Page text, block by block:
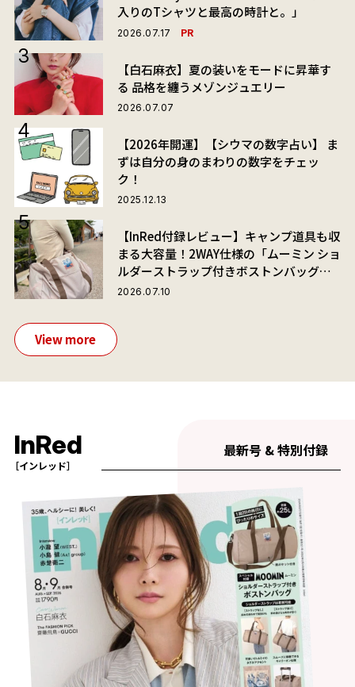
入りのTシャツと最高の時計と。」
2026.07.17 PR
【白石麻衣】夏の装いをモードに昇華す
る 品格を纏うメゾンジュエリー
2026.07.07
【2026年開運】【シウマの数字占い】 ま
ずは自分の身のまわりの数字をチェッ
ク！
2025.12.13
【InRed付録レビュー】キャンプ道具も収
まる大容量！2WAY仕様の「ムーミン ショ
ルダーストラップ付きボストンバッグ」
が夏旅におすすめな理由
2026.07.10
View more
InRed
［インレッド］
最新号 & 特別付録